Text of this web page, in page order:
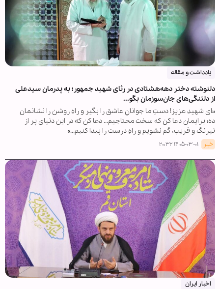
یادداشت و مقاله
دلنوشته دختر دهه‌هشتادی در رثای شهید جمهور؛ به پدرمان سیدعلی
از دلتنگی‌های جان‌سوزمان بگو...
«ای شهیدِ عزیز! دستِ ما جوانانِ عاشق را بگیر و راهِ روشن را نشانمان
ده؛ برایمان دعا کن که سخت محتاجیم... دعا کن که در این دنیای پر از
نیرنگ و فریب، گم نشویم و راهِ درست را پیدا کنیم...»
خبر ۱۴۰۵-۰۳-۰۱ ۲۰:۳۲
اخبار ایران